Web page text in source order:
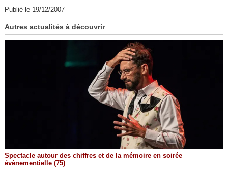
Publié le 19/12/2007
Autres actualités à découvrir
Spectacle autour des chiffres et de la mémoire en soirée
évènementielle (75)